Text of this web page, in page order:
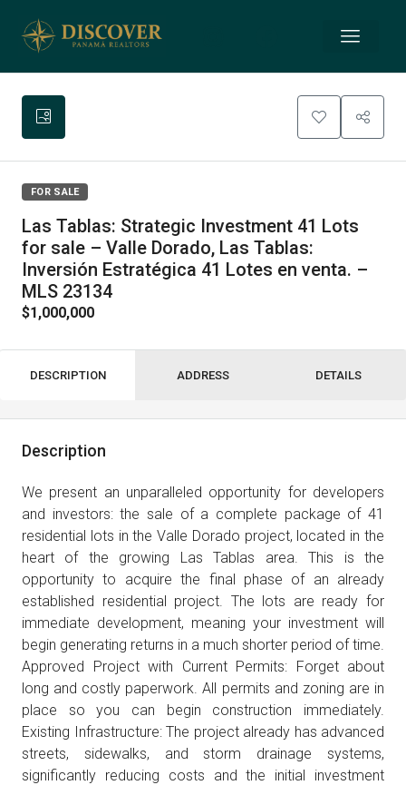
FOR SALE
Las Tablas: Strategic Investment 41 Lots
for sale – Valle Dorado, Las Tablas:
Inversión Estratégica 41 Lotes en venta. –
MLS 23134
$1,000,000
DESCRIPTION ADDRESS DETAILS
Description
We present an unparalleled opportunity for developers
and investors: the sale of a complete package of 41
residential lots in the Valle Dorado project, located in the
heart of the growing Las Tablas area. This is the
opportunity to acquire the final phase of an already
established residential project. The lots are ready for
immediate development, meaning your investment will
begin generating returns in a much shorter period of time.
Approved Project with Current Permits: Forget about
long and costly paperwork. All permits and zoning are in
place so you can begin construction immediately.
Existing Infrastructure: The project already has advanced
streets, sidewalks, and storm drainage systems,
significantly reducing costs and the initial investment